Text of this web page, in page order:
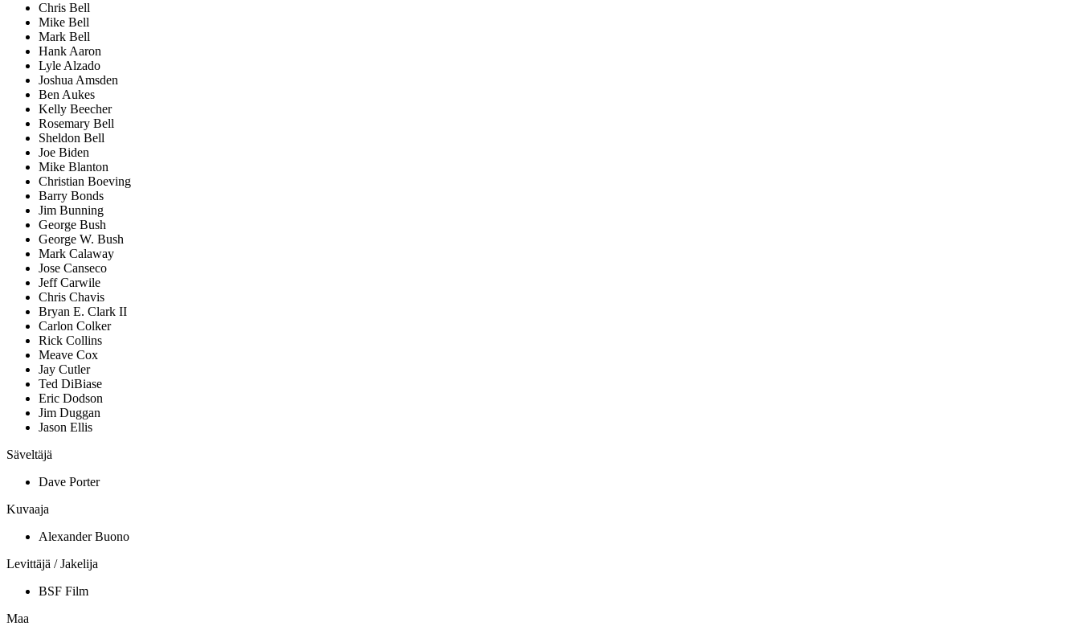
Chris Bell
Mike Bell
Mark Bell
Hank Aaron
Lyle Alzado
Joshua Amsden
Ben Aukes
Kelly Beecher
Rosemary Bell
Sheldon Bell
Joe Biden
Mike Blanton
Christian Boeving
Barry Bonds
Jim Bunning
George Bush
George W. Bush
Mark Calaway
Jose Canseco
Jeff Carwile
Chris Chavis
Bryan E. Clark II
Carlon Colker
Rick Collins
Meave Cox
Jay Cutler
Ted DiBiase
Eric Dodson
Jim Duggan
Jason Ellis
Säveltäjä
Dave Porter
Kuvaaja
Alexander Buono
Levittäjä / Jakelija
BSF Film
Maa